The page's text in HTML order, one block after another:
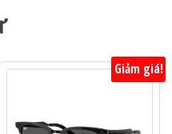
Giảm giá!